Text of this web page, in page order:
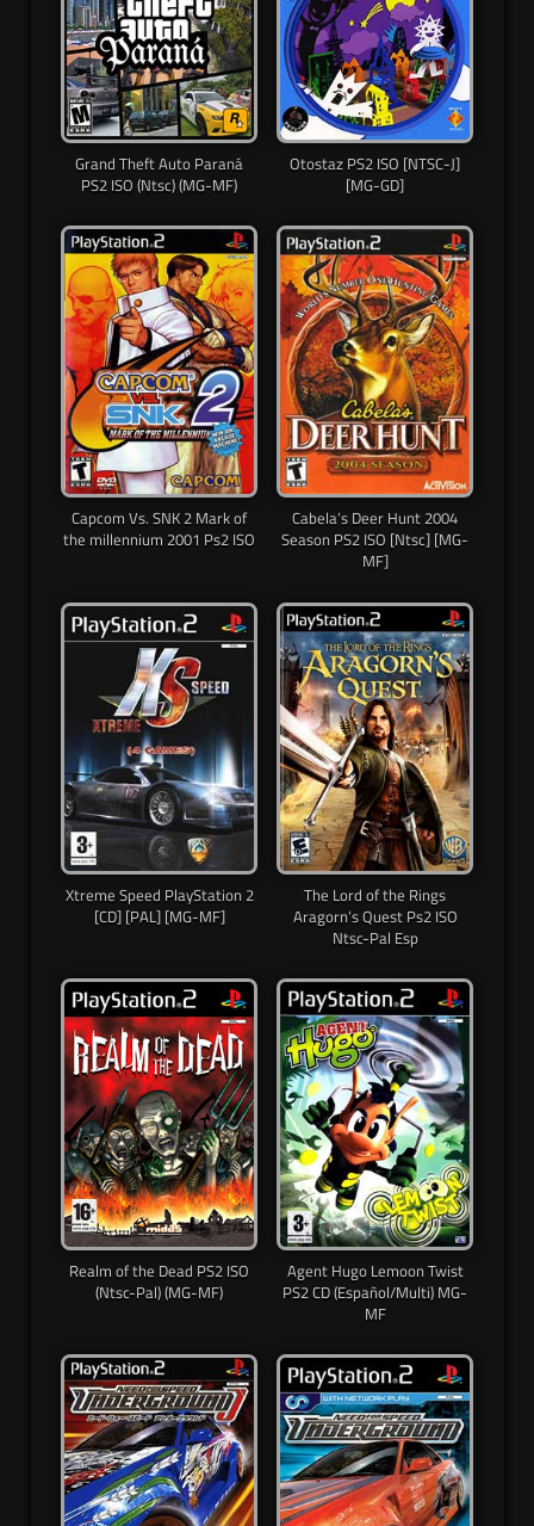
Grand Theft Auto Paraná
PS2 ISO (Ntsc) (MG-MF)
Otostaz PS2 ISO [NTSC-J]
[MG-GD]
Capcom Vs. SNK 2 Mark of
the millennium 2001 Ps2 ISO
Cabela’s Deer Hunt 2004
Season PS2 ISO [Ntsc] [MG-
MF]
Xtreme Speed PlayStation 2
[CD] [PAL] [MG-MF]
The Lord of the Rings
Aragorn’s Quest Ps2 ISO
Ntsc-Pal Esp
Realm of the Dead PS2 ISO
(Ntsc-Pal) (MG-MF)
Agent Hugo Lemoon Twist
PS2 CD (Español/Multi) MG-
MF